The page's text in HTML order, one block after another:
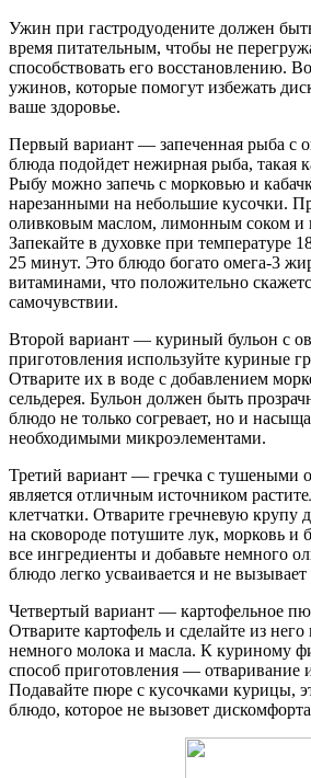
Ужин при гастродуодените должен
время питательным, чтобы не
способствовать его восстановлению.
ужинов, которые помогут избежать
ваше здоровье.
Первый вариант — запеченная рыба с
блюда подойдет нежирная рыба, такая
Рыбу можно запечь с морковью и
нарезанными на небольшие кусочки.
оливковым маслом, лимонным соком и
Запекайте в духовке при температуре
25 минут. Это блюдо богато омега-3
витаминами, что положительно
самочувствии.
Второй вариант — куриный бульон с
приготовления используйте куриные
Отварите их в воде с добавлением
сельдерея. Бульон должен быть
блюдо не только согревает, но и
необходимыми микроэлементами.
Третий вариант — гречка с тушеными
является отличным источником
клетчатки. Отварите гречневую крупу
на сковороде потушите лук, морковь и
все ингредиенты и добавьте немного
блюдо легко усваивается и не
Четвертый вариант — картофельное
Отварите картофель и сделайте из
немного молока и масла. К куриному
способ приготовления — отваривание
Подавайте пюре с кусочками курицы,
блюдо, которое не вызовет